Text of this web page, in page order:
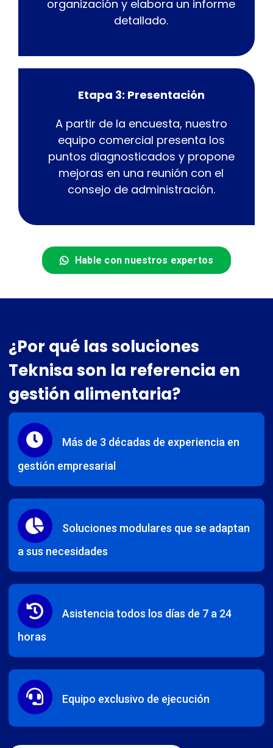
organización y elabora un informe
detallado.
Etapa 3: Presentación
A partir de la encuesta, nuestro
equipo comercial presenta los
puntos diagnosticados y propone
mejoras en una reunión con el
consejo de administración.
Hable con nuestros expertos
¿Por qué las soluciones
Teknisa son la referencia en
gestión alimentaria?
Más de 3 décadas de experiencia en
gestión empresarial
Soluciones modulares que se adaptan
a sus necesidades
Asistencia todos los días de 7 a 24
horas
Equipo exclusivo de ejecución